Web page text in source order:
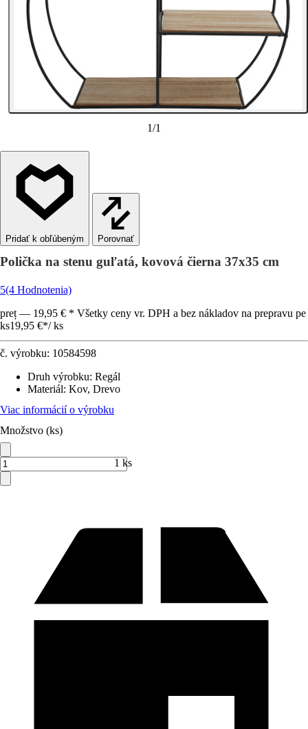
1/1
Porovnať
Polička na stenu guľatá, kovová čierna 37x35 cm
5(4 Hodnotenia)
preț — 19,95 € * Všetky ceny vr. DPH a bez nákladov na prepravu pe
ks19,95 €*/ ks
č. výrobku: 10584598
Druh výrobku: Regál
Materiál: Kov, Drevo
Viac informácií o výrobku
Množstvo (ks)
1 ks